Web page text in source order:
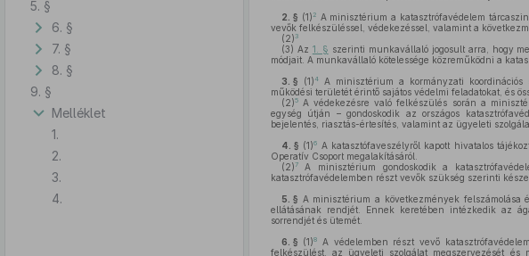
5. §
6. §
7. §
8. §
9. §
Melléklet
1.
2.
3.
4.
2. § (1) 2 A minisztérium a katasztrófavédelem
vevők felkészüléssel, védekezéssel, valamint a
(2) 3
(3) Az 1. § szerinti munkavállaló jogosult arra, hogy
módjait. A munkavállaló kötelessége közreműködni a
3. § (1)4A minisztérium a kormányzati koordinációs
működési területét érintő sajátos védelmi feladatokat, és
(2)5A védekezésre való felkészülés során a
egység útján – gondoskodik az országos
bejelentés, riasztás-értesítés, valamint az ügyeleti
4. § (1)6 A katasztófaveszélyről kapott hivatalos
Operatív Csoport megalakításáról.
(2)7A minisztérium gondoskodik a
katasztrófavédelemben részt vevők szükség szerinti
5. § A minisztérium a következmények felszámolása
ellátásának rendjét. Ennek keretében intézkedik az
sorrendjét és ütemét.
6. § (1)8
A védelemben részt vevő
felkészülést, az ügyeleti szolgálat megszervezését és